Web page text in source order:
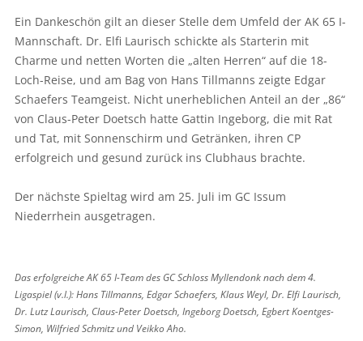
Ein Dankeschön gilt an dieser Stelle dem Umfeld der AK 65 I-
Mannschaft. Dr. Elfi Laurisch schickte als Starterin mit
Charme und netten Worten die „alten Herren“ auf die 18-
Loch-Reise, und am Bag von Hans Tillmanns zeigte Edgar
Schaefers Teamgeist. Nicht unerheblichen Anteil an der „86“
von Claus-Peter Doetsch hatte Gattin Ingeborg, die mit Rat
und Tat, mit Sonnenschirm und Getränken, ihren CP
erfolgreich und gesund zurück ins Clubhaus brachte.
Der nächste Spieltag wird am 25. Juli im GC Issum
Niederrhein ausgetragen.
Das erfolgreiche AK 65 I-Team des GC Schloss Myllendonk nach dem 4.
Ligaspiel (v.l.): Hans Tillmanns, Edgar Schaefers, Klaus Weyl, Dr. Elfi Laurisch,
Dr. Lutz Laurisch, Claus-Peter Doetsch, Ingeborg Doetsch, Egbert Koentges-
Simon, Wilfried Schmitz und Veikko Aho.